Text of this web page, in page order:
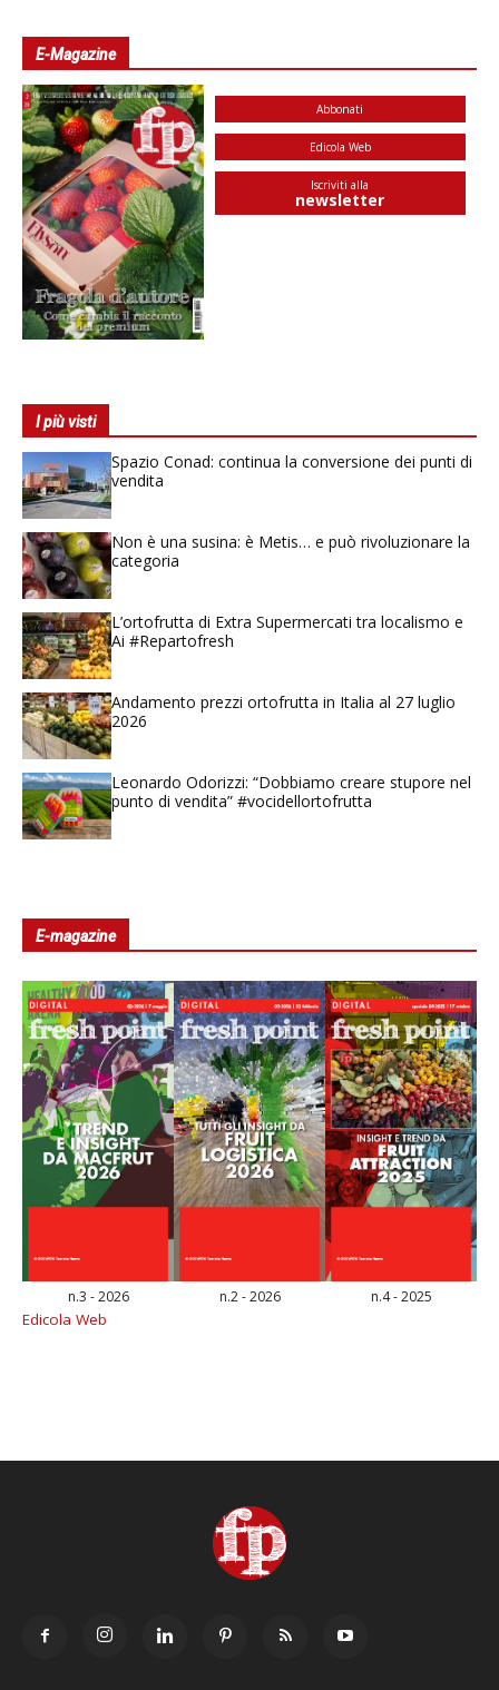
E-Magazine
Abbonati
Edicola Web
Iscriviti alla
newsletter
I più visti
Spazio Conad: continua la conversione dei punti di
vendita
Non è una susina: è Metis… e può rivoluzionare la
categoria
L’ortofrutta di Extra Supermercati tra localismo e
Ai #Repartofresh
Andamento prezzi ortofrutta in Italia al 27 luglio
2026
Leonardo Odorizzi: “Dobbiamo creare stupore nel
punto di vendita” #vocidellortofrutta
E-magazine
n.3 - 2026 n.2 - 2026 n.4 - 2025
Edicola Web